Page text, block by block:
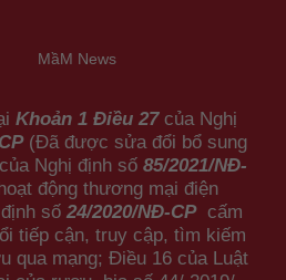
MầM News
Khoản 1 Điều 27của Nghị
(Đã được sửa đổi bổ sung
của Nghị định số 85/2021/NĐ-
động thương mại điện
số 24/2020/NĐ-CPcấm
tiếp cận, truy cập, tìm kiếm
qua mạng; Điều 16 của Luật